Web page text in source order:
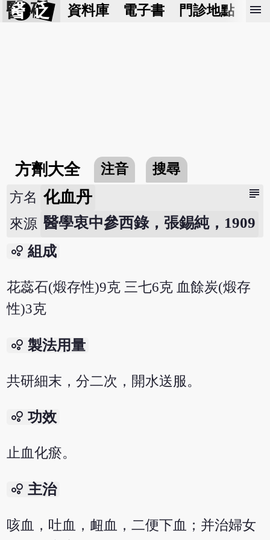
醫 砭 資料庫 電子書 門診地點 預
menu
方劑大全 注音 搜尋
subject
方名 化血丹
來源 醫學衷中參西錄，張錫純，1909
bubble_chart 組成
花蕊石(煅存性)9克 三七6克 血餘炭(煅存
性)3克
bubble_chart 製法用量
共研細末，分二次，開水送服。
bubble_chart 功效
止血化瘀。
bubble_chart 主治
咳血，吐血，衄血，二便下血；并治婦女